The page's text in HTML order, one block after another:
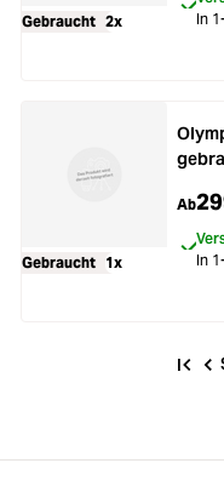
Gebraucht 2x
In
Gebraucht 1x
Ab
In